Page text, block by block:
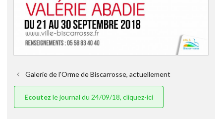
Galerie de l'Orme de Biscarrosse, actuellement
Ecoutez le journal du 24/09/18, cliquez-ici